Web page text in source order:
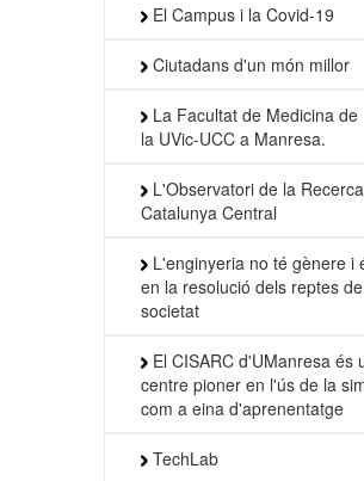
El Campus i la Covid-19
Ciutadans d'un món millor
La Facultat de Medicina de
la UVic-UCC a Manresa.
L'Observatori de la
Catalunya Central
L'enginyeria no té gènere i
en la resolució dels reptes
societat
El CISARC d'UManresa és
centre pioner en l'ús de la
com a eina d'aprenentatge
TechLab